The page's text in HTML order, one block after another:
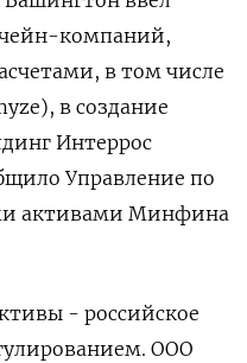
компаний,
в том числе
в создание
Интеррос
Управление по
активами Минфина
- российское
ООО